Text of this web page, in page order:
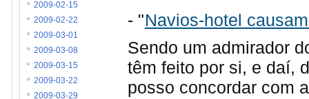
- "Navios-hotel
Sendo um admirador
têm feito por si, e daí,
posso concordar com
2009-02-15
2009-02-22
2009-03-01
2009-03-08
2009-03-15
2009-03-22
2009-03-29